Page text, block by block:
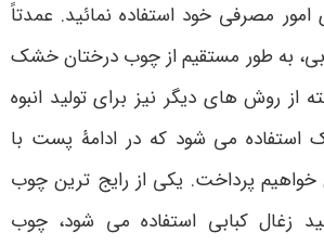
امور مصرفی خود استفاده نمائید. عمدتاً
به طور مستقیم از چوب درختان خشک
از روش های دیگر نیز برای تولید انبوه
استفاده می شود که در ادامۀ پست با
خواهیم پرداخت. یکی از رایج ترین چوب
زغال کبابی استفاده می شود، چوب